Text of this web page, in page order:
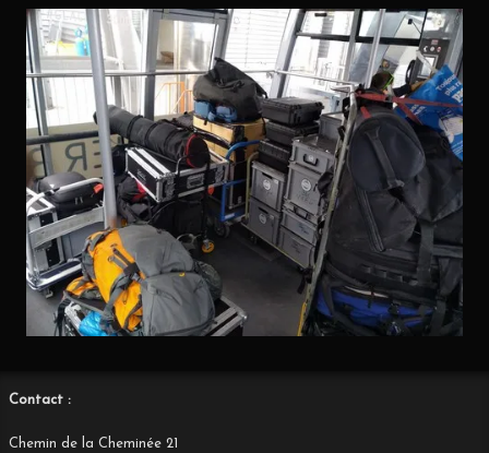
Contact :
Chemin de la Cheminée 21